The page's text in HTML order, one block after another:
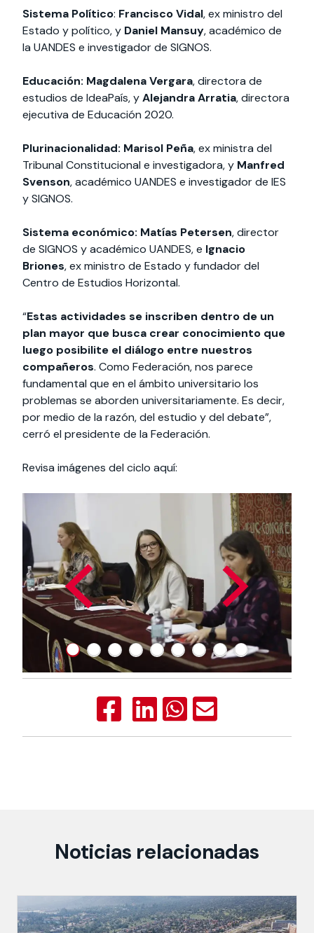
Sistema Político: Francisco Vidal, ex ministro del
Estado y político, y Daniel Mansuy, académico de
la UANDES e investigador de SIGNOS.
Educación: Magdalena Vergara, directora de
estudios de IdeaPaís, yAlejandra Arratia, directora
ejecutiva de Educación 2020.
Plurinacionalidad: Marisol Peña, ex ministra del
Tribunal Constitucional e investigadora, y Manfred
Svenson, académico UANDES e investigador de IES
y SIGNOS.
Sistema económico: Matías Petersen, director
de SIGNOS y académico UANDES, e Ignacio
Briones, ex ministro de Estado y fundador del
Centro de Estudios Horizontal.
“Estas actividades se inscriben dentro de un
plan mayor que busca crear conocimiento que
luego posibilite el diálogo entre nuestros
compañeros. Como Federación, nos parece
fundamental que en el ámbito universitario los
problemas se aborden universitariamente. Es decir,
por medio de la razón, del estudio y del debate”,
cerró el presidente de la Federación.
Revisa imágenes del ciclo aquí:
Noticias relacionadas